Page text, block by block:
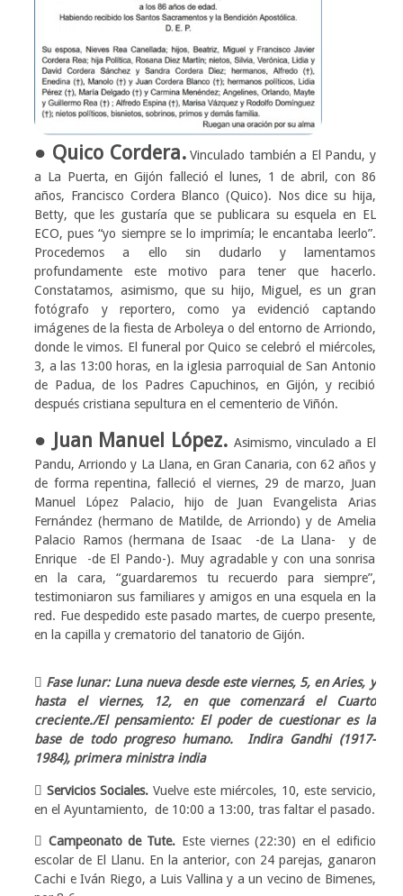
● Quico Cordera.Vinculado también a El Pandu, y
a La Puerta, en Gijón falleció el lunes, 1 de abril, con 86
años, Francisco Cordera Blanco (Quico). Nos dice su hija,
Betty, que les gustaría que se publicara su esquela en EL
ECO, pues “yo siempre se lo imprimía; le encantaba leerlo”.
Procedemos a ello sin dudarlo y lamentamos
profundamente este motivo para tener que hacerlo.
Constatamos, asimismo, que su hijo, Miguel, es un gran
fotógrafo y reportero, como ya evidenció captando
imágenes de la fiesta de Arboleya o del entorno de Arriondo,
donde le vimos. El funeral por Quico se celebró el miércoles,
3, a las 13:00 horas, en la iglesia parroquial de San Antonio
de Padua, de los Padres Capuchinos, en Gijón, y recibió
después cristiana sepultura en el cementerio de Viñón.
● Juan Manuel López. Asimismo, vinculado a El
Pandu, Arriondo y La Llana, en Gran Canaria, con 62 años y
de forma repentina, falleció el viernes, 29 de marzo, Juan
Manuel López Palacio, hijo de Juan Evangelista Arias
Fernández (hermano de Matilde, de Arriondo) y de Amelia
Palacio Ramos (hermana de Isaac -de La Llana- y de
Enrique -de El Pando-). Muy agradable y con una sonrisa
en la cara, “guardaremos tu recuerdo para siempre”,
testimoniaron sus familiares y amigos en una esquela en la
red. Fue despedido este pasado martes, de cuerpo presente,
en la capilla y crematorio del tanatorio de Gijón.
 Fase lunar: Luna nueva desde este viernes, 5, en Aries, y
hasta el viernes, 12, en que comenzará el Cuarto
creciente./El pensamiento: El poder de cuestionar es la
base de todo progreso humano. Indira Gandhi (1917-
1984), primera ministra india
 Servicios Sociales. Vuelve este miércoles, 10, este servicio,
en el Ayuntamiento, de 10:00 a 13:00, tras faltar el pasado.
 Campeonato de Tute. Este viernes (22:30) en el edificio
escolar de El Llanu. En la anterior, con 24 parejas, ganaron
Cachi e Iván Riego, a Luis Vallina y a un vecino de Bimenes,